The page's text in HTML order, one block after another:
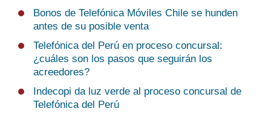
Bonos de Telefónica Móviles Chile se hunden
antes de su posible venta
Telefónica del Perú en proceso concursal:
¿cuáles son los pasos que seguirán los
acreedores?
Indecopi da luz verde al proceso concursal de
Telefónica del Perú